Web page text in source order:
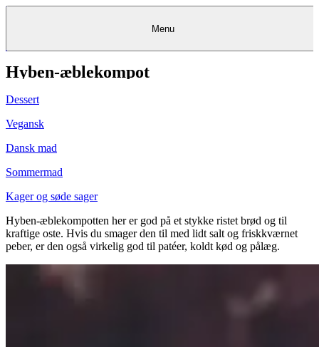
KantineKantineKantine
FrokostordningFrokostordning
Catering
Madkurser
& Teambuilding
Opskrifter
RestauranterRestauranter&
Bagerier
Foodservice
Detail
Projekter
rådgivning
Eventkalender
Køb Købgavekortgavekort
KundeserviceKundeservice
Menu
Hyben-æblekompot
Dessert
Vegansk
Dansk mad
Sommermad
Kager og søde sager
Hyben-æblekompotten her er god på et stykke ristet brød og til
kraftige oste. Hvis du smager den til med lidt salt og friskkværnet
peber, er den også virkelig god til patéer, koldt kød og pålæg.